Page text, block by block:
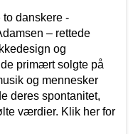
to danskere -
– rettede
og
primært solgte på
og mennesker
deres spontanitet,
værdier. Klik her for